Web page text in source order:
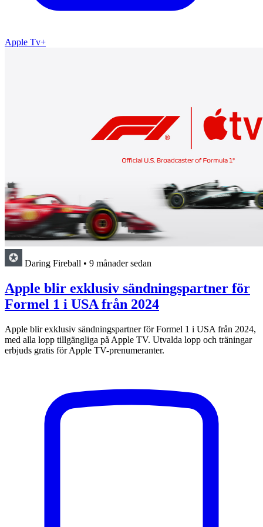
Apple Tv+
Daring Fireball • 9 månader sedan
Apple blir exklusiv sändningspartner för
Formel 1 i USA från 2024
Apple blir exklusiv sändningspartner för Formel 1 i USA från 2024,
med alla lopp tillgängliga på Apple TV. Utvalda lopp och träningar
erbjuds gratis för Apple TV-prenumeranter.